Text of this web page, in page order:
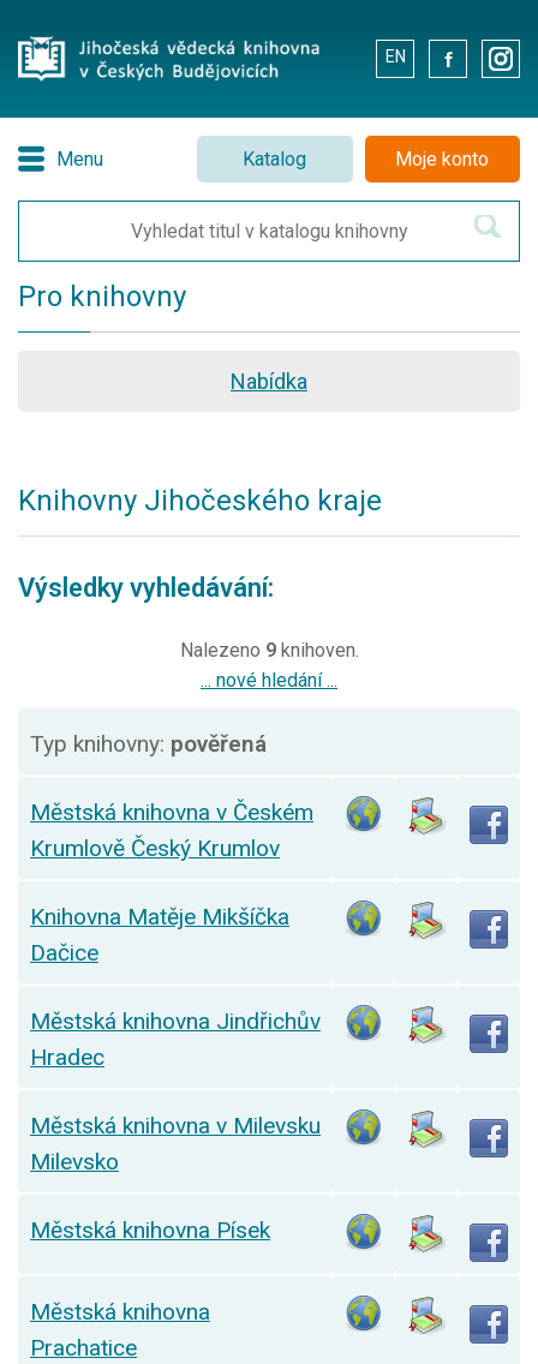
EN . .
Menu Katalog Moje konto
Pro knihovny
Nabídka
Knihovny Jihočeského kraje
Výsledky vyhledávání:
Nalezeno 9knihoven.
... nové hledání ...
Typ knihovny: pověřená
Městská knihovna v Českém
Krumlově Český Krumlov
Knihovna Matěje Mikšíčka
Dačice
Městská knihovna Jindřichův
Hradec
Městská knihovna v Milevsku
Milevsko
Městská knihovna Písek
Městská knihovna
Prachatice